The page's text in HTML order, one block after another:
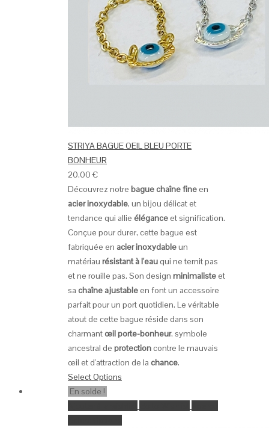
STRIYA BAGUE OEIL BLEU PORTE
BONHEUR
20.00€
Découvrez notre bague chaîne fineen
acier inoxydable, un bijou délicat et
tendance qui allie éléganceet signification.
Conçue pour durer, cette bague est
fabriquée en acier inoxydableun
matériau résistant à l'eauqui ne ternit pas
et ne rouille pas. Son design minimalisteet
sa chaîne ajustableen font un accessoire
parfait pour un port quotidien. Le véritable
atout de cette bague réside dans son
charmant œil porte-bonheur, symbole
ancestral de protectioncontre le mauvais
œil et d'attraction de la chance.
Select Options
En solde !